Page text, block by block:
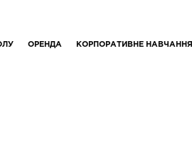
ОРЕНДА КОРПОРАТИВНЕ НАВЧАННЯ